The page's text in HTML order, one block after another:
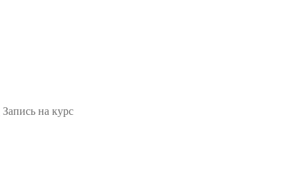
Запись на курс